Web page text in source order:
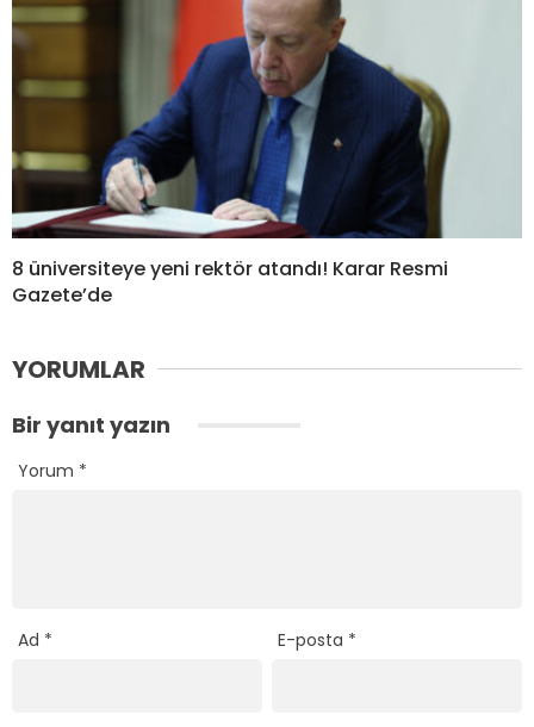
8 üniversiteye yeni rektör atandı! Karar Resmi
Gazete’de
YORUMLAR
Bir yanıt yazın
Yorum *
Ad * E-posta *